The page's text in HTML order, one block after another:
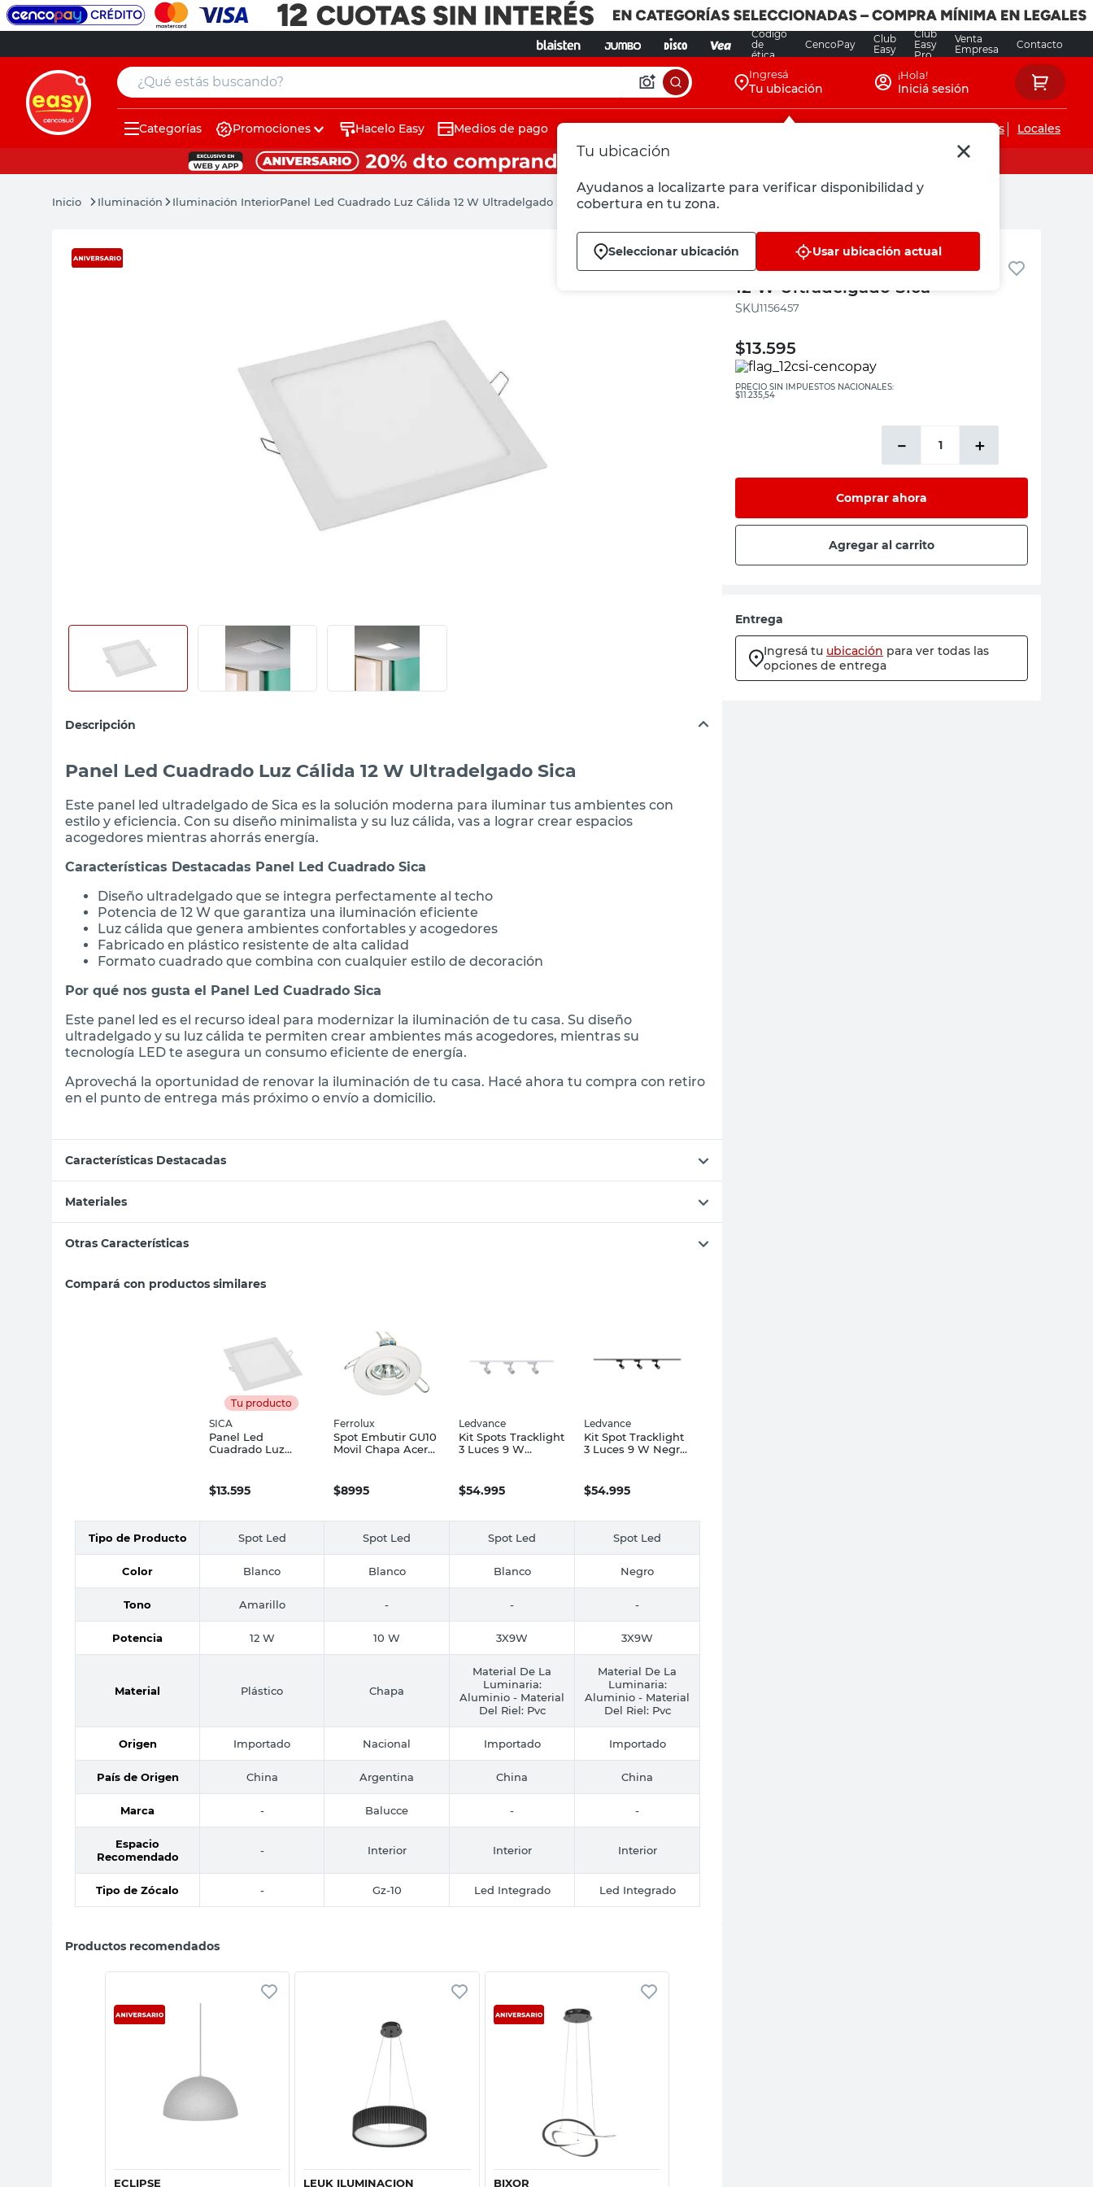
Código
de
ética
CencoPay
Club
Easy
Club
Easy
Pro
Venta
Empresa
Contacto
¿Qué estás buscando? Ingresá
Tu ubicación
Tu ubicación
Ayudanos a localizarte para verificar disponibilidad y
cobertura en tu zona.
Seleccionar ubicación Usar ubicación actual
¡Hola!
Iniciá sesión
Categorías Promociones Hacelo Easy Medios de pago Servicios de instalaciones Locales
Iluminación Iluminación InteriorPanel Led Cuadrado Luz Cálida 12 W Ultradelgado Sica
Descripción
Panel Led Cuadrado Luz Cálida 12 W Ultradelgado Sica
Este panel led ultradelgado de Sica es la solución moderna para iluminar tus ambientes con
estilo y eficiencia. Con su diseño minimalista y su luz cálida, vas a lograr crear espacios
acogedores mientras ahorrás energía.
Características Destacadas Panel Led Cuadrado Sica
Diseño ultradelgado que se integra perfectamente al techo
Potencia de 12 W que garantiza una iluminación eficiente
Luz cálida que genera ambientes confortables y acogedores
Fabricado en plástico resistente de alta calidad
Formato cuadrado que combina con cualquier estilo de decoración
Por qué nos gusta el Panel Led Cuadrado Sica
Este panel led es el recurso ideal para modernizar la iluminación de tu casa. Su diseño
ultradelgado y su luz cálida te permiten crear ambientes más acogedores, mientras su
tecnología LED te asegura un consumo eficiente de energía.
Aprovechá la oportunidad de renovar la iluminación de tu casa. Hacé ahora tu compra con retiro
en el punto de entrega más próximo o envío a domicilio.
Características Destacadas
Materiales
Otras Características
Compará con productos similares
Tu producto
SICA
Panel Led
Cuadrado Luz
$13.595
Ferrolux
Spot Embutir GU10
Movil Chapa Acero
$8995
Ledvance
Kit Spots Tracklight
3 Luces 9 W
$54.995
Ledvance
Kit Spot Tracklight
3 Luces 9 W Negro
$54.995
Tipo de Producto Spot Led Spot Led Spot Led Spot Led
Color Blanco Blanco Blanco Negro
Tono Amarillo - - -
Potencia 12 W 10 W 3X9W 3X9W
Material Plástico Chapa
Material De La
Luminaria:
Aluminio - Material
Del Riel: Pvc
Material De La
Luminaria:
Aluminio - Material
Del Riel: Pvc
Origen Importado Nacional Importado Importado
País de Origen China Argentina China China
Marca - Balucce - -
Espacio
Recomendado
- Interior Interior Interior
Tipo de Zócalo - Gz-10 Led Integrado Led Integrado
Productos recomendados
Vista rápida
ECLIPSE
Vista rápida
LEUK ILUMINACION
Vista rápida
BIXOR
SICA
Panel Led Cuadrado Luz Cálida
12 W Ultradelgado Sica
:1156457
$13.595
PRECIO SIN IMPUESTOS NACIONALES:
$11.235,54
＋
－
Comprar ahora
Agregar al carrito
Entrega
Ingresá tu ubicación para ver todas las
opciones de entrega
muebles